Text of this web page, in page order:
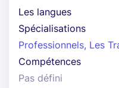
Les langues
Spécialisations
Professionnels, Les
Compétences
Pas défini